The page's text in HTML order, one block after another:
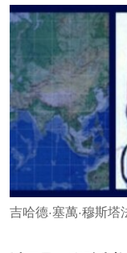
Skip
to
Search
AMERICAS
EUROPE
MIDDLE EAST
HUMAN RIGHTS
SECURITY AND
AID AND
DEMOCRACY
ECONOMY AND
ENVIRONMENT
IDEALS AND
ARCHIVE
ABOUT US
FOLLOW US
吉哈德·塞萬·穆斯塔